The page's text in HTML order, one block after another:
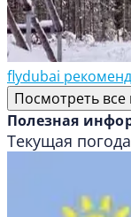
flydubai
Посмотреть все
Полезная
Текущая погода